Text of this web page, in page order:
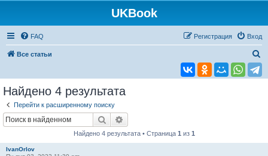
UKBook
FAQ Вход
Регистрация
Все статьи
Найдено 4 результата
Перейти к расширенному поиску
Поиск
Найдено 4 результата • Страница 1 из 1
IvanOrlov